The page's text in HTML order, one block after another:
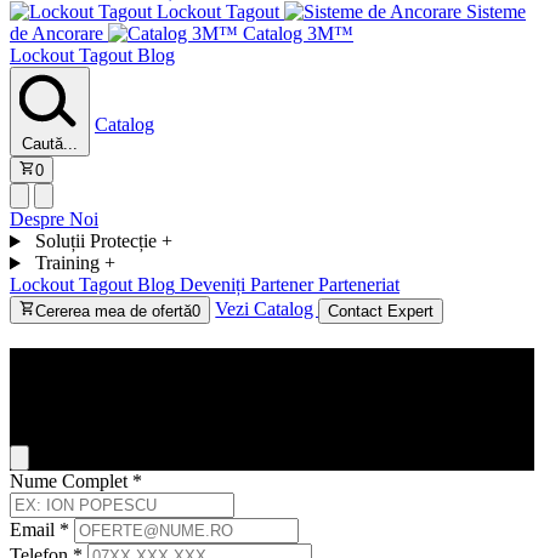
Lockout Tagout
Sisteme
de Ancorare
Catalog 3M™
Lockout Tagout Blog
Caută...
Catalog
0
Despre Noi
Soluții Protecție +
Training +
Lockout Tagout Blog Deveniți Partener Parteneriat
Cererea mea de ofertă0 Vezi Catalog Contact Expert
Nume Complet *
Email *